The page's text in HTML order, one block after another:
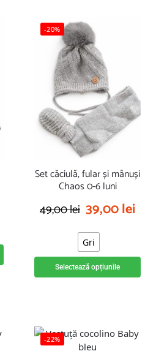
-20%
Set căciulă, fular și mânuși
Chaos 0-6 luni
49,00lei 39,00lei
Gri
Selectează opțiunile
-22%